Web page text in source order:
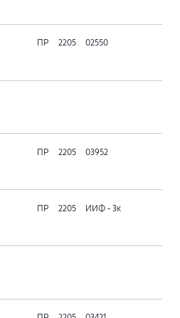
ПР 2205 02550
ПР 2205 03952
ПР 2205 ИИФ - 3к